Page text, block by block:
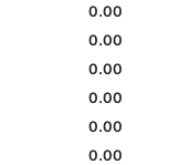
0.00
0.00
0.00
0.00
0.00
0.00